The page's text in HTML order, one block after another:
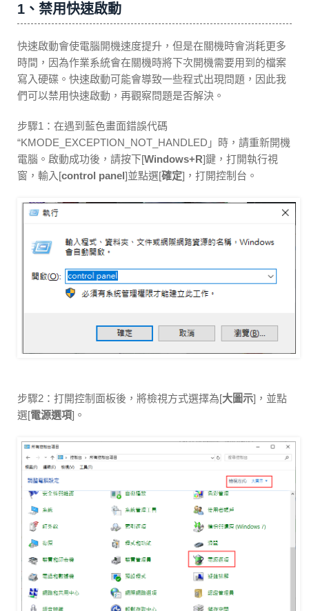
1、禁用快速啟動
快速啟動會使電腦開機速度提升，但是在關機時會消耗更多
時間，因為作業系統會在關機時將下次開機需要用到的檔案
寫入硬碟。快速啟動可能會導致一些程式出現問題，因此我
們可以禁用快速啟動，再觀察問題是否解決。
步驟1：在遇到藍色畫面錯誤代碼
“KMODE_EXCEPTION_NOT_HANDLED」時，請重新開機
電腦。啟動成功後，請按下[Windows+R]鍵，打開執行視
窗，輸入[control panel]並點選[確定]，打開控制台。
步驟2：打開控制面板後，將檢視方式選擇為[大圖示]，並點
選[電源選項]。